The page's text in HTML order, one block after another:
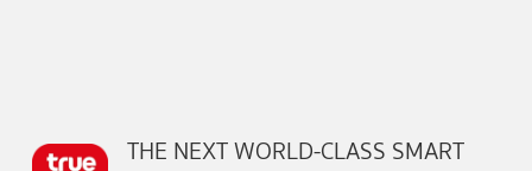
THE NEXT WORLD-CLASS SMART